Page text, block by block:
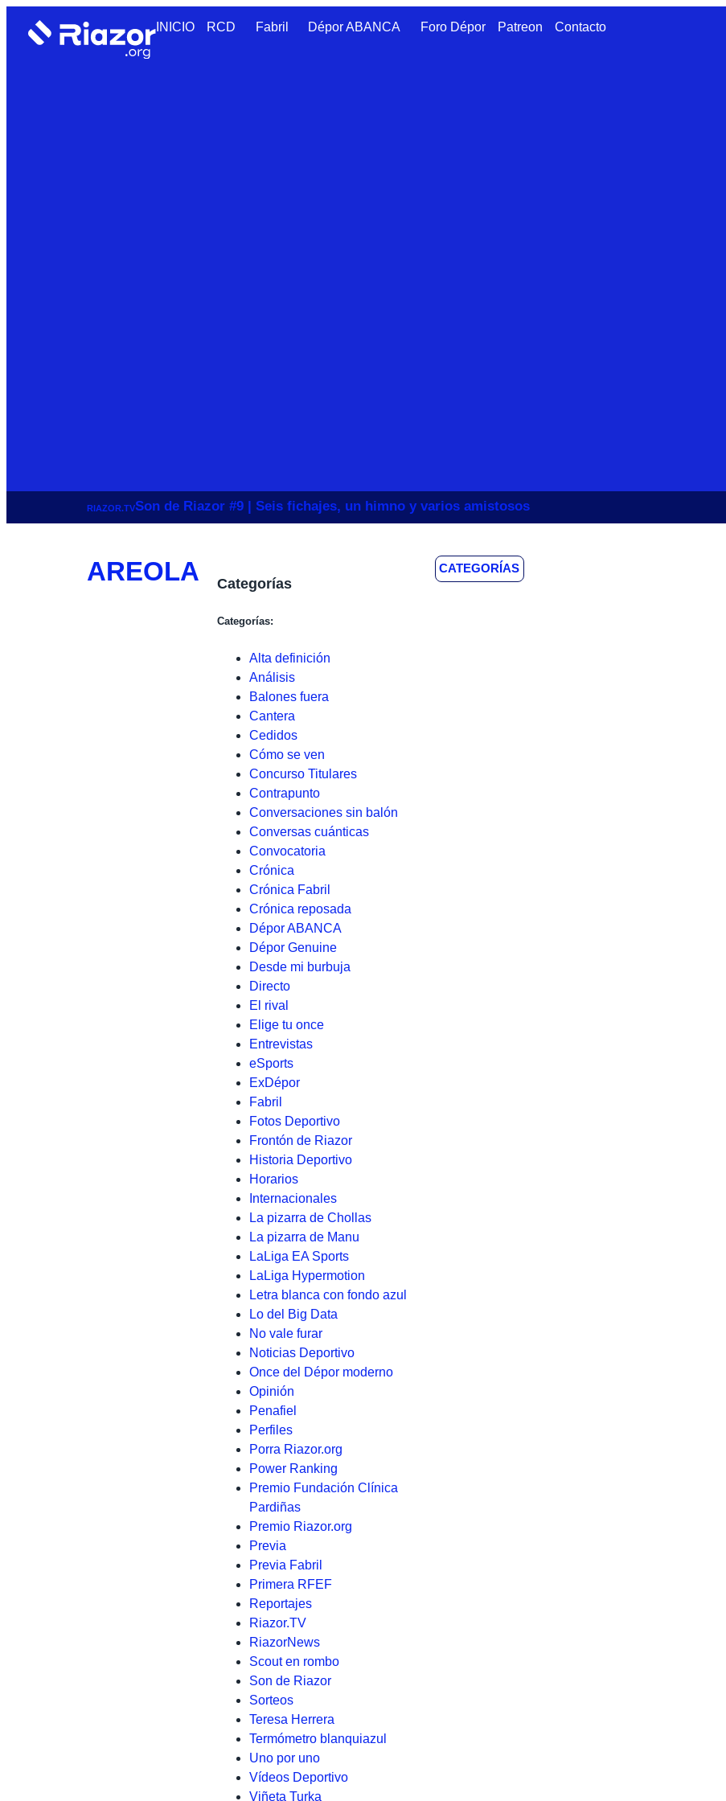
INICIO RCD Fabril Dépor ABANCA Foro Dépor Patreon Contacto
RIAZOR.TVSon de Riazor #9 | Seis fichajes, un himno y varios amistosos
AREOLA Categorías
Categorías:
Alta definición
Análisis
Balones fuera
Cantera
Cedidos
Cómo se ven
Concurso Titulares
Contrapunto
Conversaciones sin balón
Conversas cuánticas
Convocatoria
Crónica
Crónica Fabril
Crónica reposada
Dépor ABANCA
Dépor Genuine
Desde mi burbuja
Directo
El rival
Elige tu once
Entrevistas
eSports
ExDépor
Fabril
Fotos Deportivo
Frontón de Riazor
Historia Deportivo
Horarios
Internacionales
La pizarra de Chollas
La pizarra de Manu
LaLiga EA Sports
LaLiga Hypermotion
Letra blanca con fondo azul
Lo del Big Data
No vale furar
Noticias Deportivo
Once del Dépor moderno
Opinión
Penafiel
Perfiles
Porra Riazor.org
Power Ranking
Premio Fundación Clínica
Pardiñas
Premio Riazor.org
Previa
Previa Fabril
Primera RFEF
Reportajes
Riazor.TV
RiazorNews
Scout en rombo
Son de Riazor
Sorteos
Teresa Herrera
Termómetro blanquiazul
Uno por uno
Vídeos Deportivo
Viñeta Turka
CATEGORÍAS